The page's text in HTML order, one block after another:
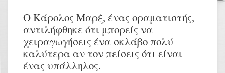
Ο Κάρολος Μαρξ, ένας οραματιστής,
αντιλήφθηκε ότι μπορείς να
χειραγωγήσεις ένα σκλάβο πολύ
καλύτερα αν τον πείσεις ότι είναι
ένας υπάλληλος.